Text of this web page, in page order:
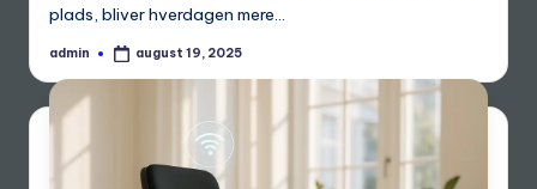
plads, bliver hverdagen mere…
Posted
admin august 19, 2025